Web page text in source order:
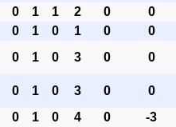
0 1 1 2 0
0
0 1 0 1 0
0
0 1 0 3 0 0
0 1 0 3 0
0
0 1 0 4 0 -3